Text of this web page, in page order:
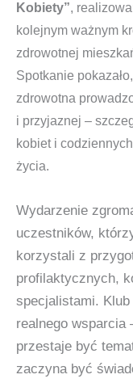
Kobiety”,
kolejnym ważnym
zdrowotnej
Spotkanie
zdrowotna
i przyjaznej –
kobiet i
życia.
Wydarzenie
uczestników,
korzystali z
profilaktycznych,
specjalistami.
realnego wsparcia
przestaje być
zaczyna być